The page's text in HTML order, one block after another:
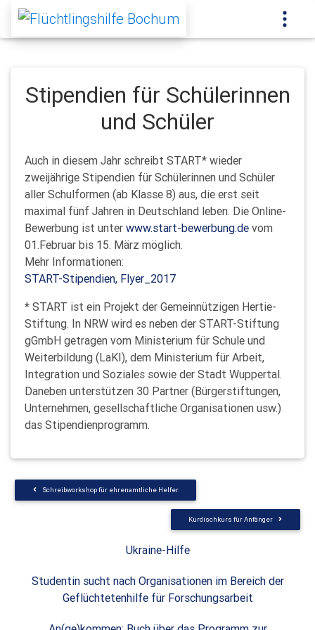
Stipendien für Schülerinnen
und Schüler
Auch in diesem Jahr schreibt START* wieder
zweijährige Stipendien für Schülerinnen und Schüler
aller Schulformen (ab Klasse 8) aus, die erst seit
maximal fünf Jahren in Deutschland leben. Die Online-
Bewerbung ist unter www.start-bewerbung.de vom
01.Februar bis 15. März möglich.
Mehr Informationen:
START-Stipendien, Flyer_2017
* START ist ein Projekt der Gemeinnützigen Hertie-
Stiftung. In NRW wird es neben der START-Stiftung
gGmbH getragen vom Ministerium für Schule und
Weiterbildung (LaKI), dem Ministerium für Arbeit,
Integration und Soziales sowie der Stadt Wuppertal.
Daneben unterstützen 30 Partner (Bürgerstiftungen,
Unternehmen, gesellschaftliche Organisationen usw.)
das Stipendienprogramm.
Schreibworkshop für ehrenamtliche Helfer
Kurdischkurs für Anfänger
Ukraine-Hilfe
Studentin sucht nach Organisationen im Bereich der
Geflüchtetenhilfe für Forschungsarbeit